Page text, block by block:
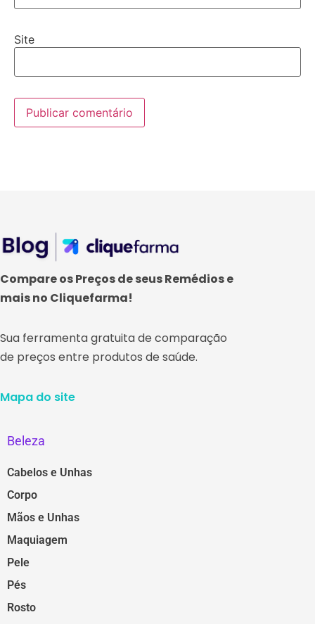
Site
Compare os Preços de seus Remédios e
mais no Cliquefarma!
Sua ferramenta gratuita de comparação
de preços entre produtos de saúde.
Mapa do site
Beleza
Cabelos e Unhas
Corpo
Mãos e Unhas
Maquiagem
Pele
Pés
Rosto